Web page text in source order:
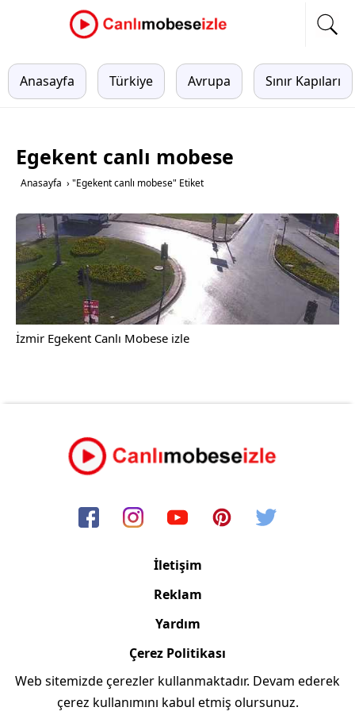
Anasayfa Türkiye Avrupa Sınır Kapıları
Egekent canlı mobese
Anasayfa › "Egekent canlı mobese" Etiket
İzmir Egekent Canlı Mobese izle
İletişim
Reklam
Yardım
Çerez Politikası
Copyright © 2006/2024 Canlimobeseizle.com
Web sitemizde çerezler kullanmaktadır. Devam ederek
çerez kullanımını kabul etmiş olursunuz.